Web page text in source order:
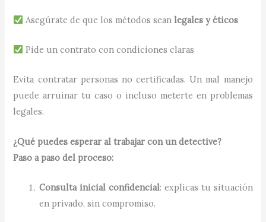
Asegúrate de que los métodos seanlegales y éticos
Pide un contrato con condiciones claras
Evita contratar personas no certificadas. Un mal manejo
puede arruinar tu caso o incluso meterte en problemas
legales.
¿Qué puedes esperar al trabajar con un detective?
Paso a paso del proceso:
Consulta inicial confidencial: explicas tu situación
en privado, sin compromiso.